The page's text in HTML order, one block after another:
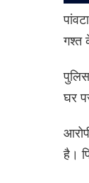
गश्त
घर
है।